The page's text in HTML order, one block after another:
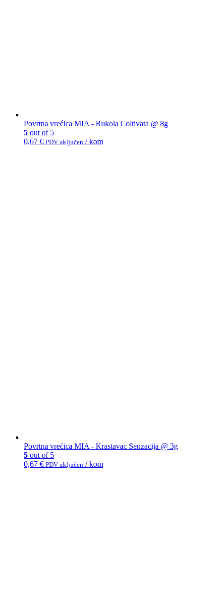
Povrtna vrećica MIA - Rukola Coltivata @ 8g
5 out of 5
0,67 € PDV uključen / kom
Povrtna vrećica MIA - Krastavac Senzacija @ 3g
5 out of 5
0,67 € PDV uključen / kom